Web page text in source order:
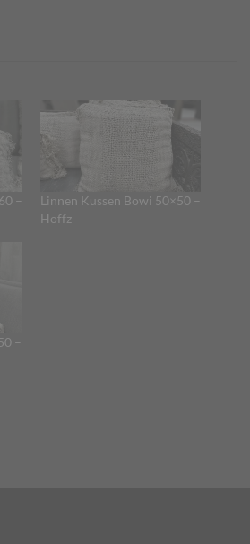
–
Linnen Kussen Bowi 50×50 –
Hoffz
–